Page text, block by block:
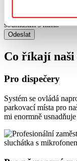
*Ano, přečetl/a
souhlasím s nimi.
Odeslat
Co říkají naši
Pro dispečery
Systém se ovládá
parkovací místa pro
mi enormně